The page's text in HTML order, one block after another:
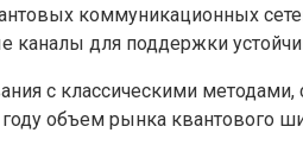
коммуникационных
для поддержки
с классическими
объем рынка